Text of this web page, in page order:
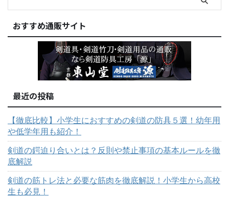
おすすめ通販サイト
最近の投稿
【徹底比較】小学生におすすめの剣道の防具５選！幼年用
や低学年用も紹介！
剣道の鍔迫り合いとは？反則や禁止事項の基本ルールを徹
底解説
剣道の筋トレ法と必要な筋肉を徹底解説！小学生から高校
生も必見！